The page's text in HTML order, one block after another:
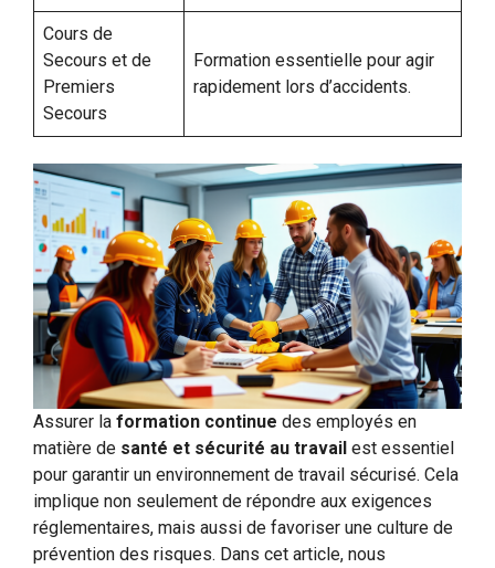
Cours de
Secours et de
Premiers
Secours
Formation essentielle pour agir
rapidement lors d’accidents.
Assurer la formation continue des employés en
matière de santé et sécurité au travail est essentiel
pour garantir un environnement de travail sécurisé. Cela
implique non seulement de répondre aux exigences
réglementaires, mais aussi de favoriser une culture de
prévention des risques. Dans cet article, nous